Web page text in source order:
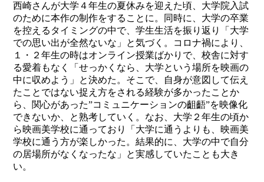
西崎さんが大学４年生の夏休みを迎えた頃、大学院入試
のために本作の制作をすることに。同時に、大学の卒業
を控えるタイミングの中で、学生生活を振り返り「大学
での思い出が全然ないな」と気づく。コロナ禍により、
１・２年生の時はオンライン授業ばかりで、校舎に対す
る愛着もなく「せっかくなら、大学という場所を映画の
中に収めよう」と決めた。そこで、自身が意図して伝え
たことではない捉え方をされる経験が多かったことか
ら、関心があった”コミュニケーションの齟齬”を映像化
できないか、と熟考していく。なお、大学２年生の頃か
ら映画美学校に通っており「大学に通うよりも、映画美
学校に通う方が楽しかった。結果的に、大学の中で自分
の居場所がなくなったな」と実感していたことも大き
い。